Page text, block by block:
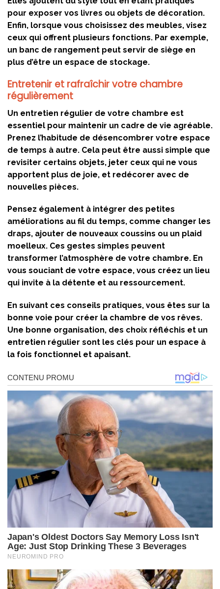
pour exposer vos livres ou objets de décoration.
Enfin, lorsque vous choisissez des meubles, visez
ceux qui offrent plusieurs fonctions. Par exemple,
un banc de rangement peut servir de siège en
plus d’être un espace de stockage.
Entretenir et rafraîchir votre chambre
régulièrement
Un entretien régulier de votre chambre est
essentiel pour maintenir un cadre de vie agréable.
Prenez l’habitude de désencombrer votre espace
de temps à autre. Cela peut être aussi simple que
revisiter certains objets, jeter ceux qui ne vous
apportent plus de joie, et redécorer avec de
nouvelles pièces.
Pensez également à intégrer des petites
améliorations au fil du temps, comme changer les
draps, ajouter de nouveaux coussins ou un plaid
moelleux. Ces gestes simples peuvent
transformer l’atmosphère de votre chambre. En
vous souciant de votre espace, vous créez un lieu
qui invite à la détente et au ressourcement.
En suivant ces conseils pratiques, vous êtes sur la
bonne voie pour créer la chambre de vos rêves.
Une bonne organisation, des choix réfléchis et un
entretien régulier sont les clés pour un espace à
la fois fonctionnel et apaisant.